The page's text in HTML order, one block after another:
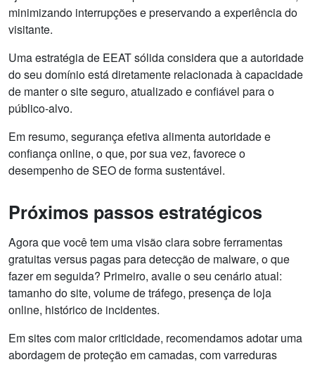
minimizando interrupções e preservando a experiência do
visitante.
Uma estratégia de EEAT sólida considera que a autoridade
do seu domínio está diretamente relacionada à capacidade
de manter o site seguro, atualizado e confiável para o
público-alvo.
Em resumo, segurança efetiva alimenta autoridade e
confiança online, o que, por sua vez, favorece o
desempenho de SEO de forma sustentável.
Próximos passos estratégicos
Agora que você tem uma visão clara sobre ferramentas
gratuitas versus pagas para detecção de malware, o que
fazer em seguida? Primeiro, avalie o seu cenário atual:
tamanho do site, volume de tráfego, presença de loja
online, histórico de incidentes.
Em sites com maior criticidade, recomendamos adotar uma
abordagem de proteção em camadas, com varreduras